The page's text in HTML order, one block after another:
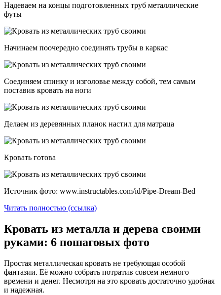
Надеваем на концы подготовленных труб металлические
футы
Начинаем поочередно соединять трубы в каркас
Соединяем спинку и изголовье между собой, тем самым
поставив кровать на ноги
Делаем из деревянных планок настил для матраца
Кровать готова
Источник фото: www.instructables.com/id/Pipe-Dream-Bed
Читать полностью (ссылка)
Кровать из металла и дерева своими
руками: 6 пошаговых фото
Простая металлическая кровать не требующая особой
фантазии. Её можно собрать потратив совсем немного
времени и денег. Несмотря на это кровать достаточно удобная
и надежная.